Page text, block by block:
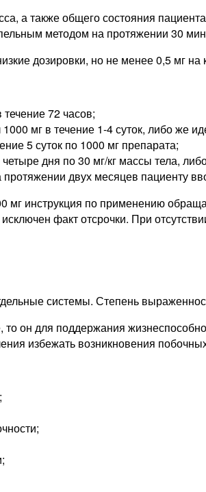
а также общего состояния
методом на протяжении 30
дозировки, но не менее 0,5 мг
72 часов;
мг в течение 1-4 суток, либо же
5 суток по 1000 мг препарата;
дня по 30 мг/кг массы тела,
двух месяцев пациенту
инструкция по применению
факт отсрочки. При
системы. Степень
он для поддержания
избежать возникновения